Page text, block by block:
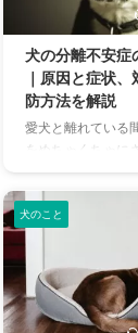
犬の分離不安症
｜原因と症状、
防方法を解説
愛犬と離れている
をめちゃくちゃに
激しく吠え続けた
リカリと引っ掻い
り……。そうした行
しれません。分離
は、飼い主と離れ
い不安やストレス
とで、問題行動を
犬のこと